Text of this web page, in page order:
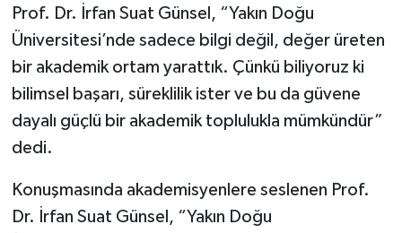
Prof. Dr. İrfan Suat Günsel, “Yakın Doğu
Üniversitesi’nde sadece bilgi değil, değer üreten
bir akademik ortam yarattık. Çünkü biliyoruz ki
bilimsel başarı, süreklilik ister ve bu da güvene
dayalı güçlü bir akademik toplulukla mümkündür”
dedi.
Konuşmasında akademisyenlere seslenen Prof.
Dr. İrfan Suat Günsel, “Yakın Doğu